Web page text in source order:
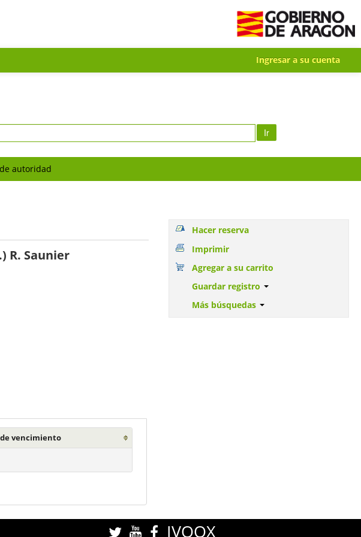
Ingresar a su cuenta
Ir
autoridad
R. Saunier
de vencimiento
Hacer reserva
Imprimir
Agregar a su carrito
Guardar registro
Más búsquedas
IVOOX